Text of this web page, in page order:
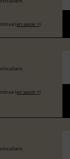
(en savoir +)
(en savoir +)